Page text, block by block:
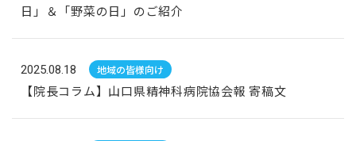
日」＆「野菜の日」のご紹介
2025.08.18 地域の皆様向け
【院長コラム】山口県精神科病院協会報 寄稿文